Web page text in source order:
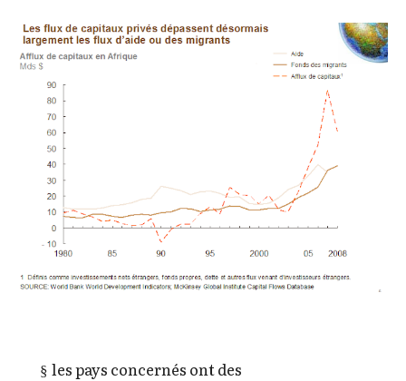
§ les pays concernés ont des